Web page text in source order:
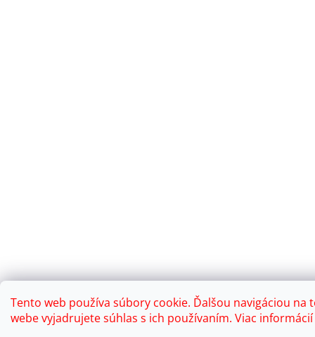
Tento web používa súbory cookie. Ďalšou navigáciou na
webe vyjadrujete súhlas s ich používaním. Viac informácií